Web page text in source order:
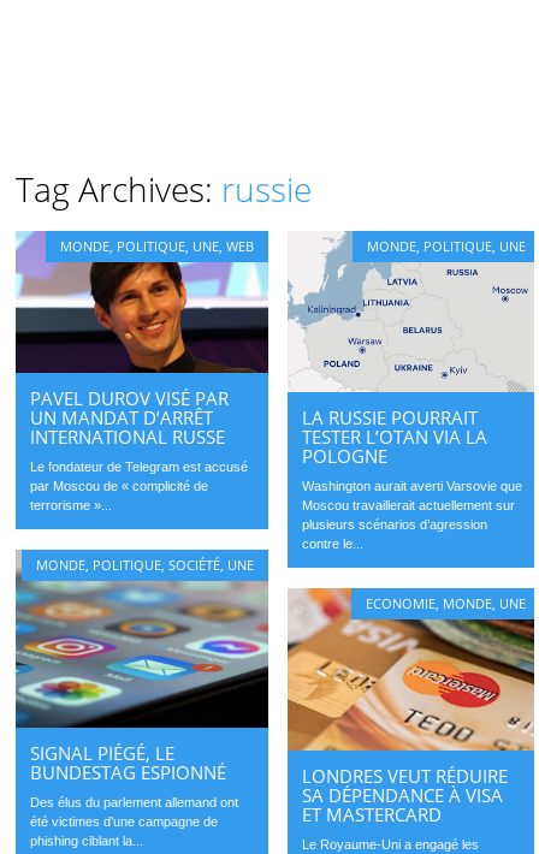
Tag Archives: russie
MONDE POLITIQUE UNE ,WEB
PAVEL DUROV VISÉ PAR
UN MANDAT D’ARRÊT
INTERNATIONAL RUSSE
Le fondateur de Telegram est accusé
par Moscou de « complicité de
terrorisme »...
MONDE POLITIQUE UNE
LA RUSSIE POURRAIT
TESTER L’OTAN VIA LA
POLOGNE
Washington aurait averti Varsovie que
Moscou travaillerait actuellement sur
plusieurs scénarios d’agression
contre le...
MONDE POLITIQUE ,SOCIÉTÉ UNE
SIGNAL PIÉGÉ, LE
BUNDESTAG ESPIONNÉ
Des élus du parlement allemand ont
été victimes d’une campagne de
phishing ciblant la...
ECONOMIE MONDE UNE
LONDRES VEUT RÉDUIRE
SA DÉPENDANCE À VISA
ET MASTERCARD
Le Royaume-Uni a engagé les